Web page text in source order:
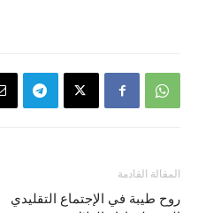
المقالة القادمة
روح طيبة في الإجتماع التقليدي